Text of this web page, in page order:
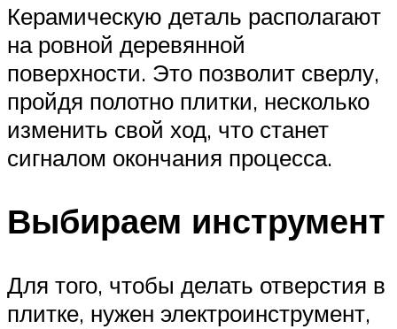
Керамическую деталь располагают
на ровной деревянной
поверхности. Это позволит сверлу,
пройдя полотно плитки, несколько
изменить свой ход, что станет
сигналом окончания процесса.
Выбираем инструмент
Для того, чтобы делать отверстия в
плитке, нужен электроинструмент,